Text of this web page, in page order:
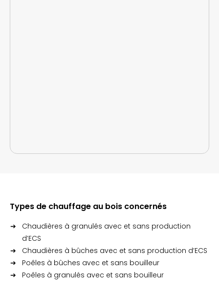
Types de chauffage au bois concernés
Chaudières à granulés avec et sans production
d’ECS
Chaudières à bûches avec et sans production d’ECS
Poêles à bûches avec et sans bouilleur
Poêles à granulés avec et sans bouilleur